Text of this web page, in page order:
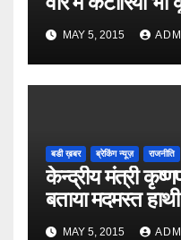
MAY 5, 2015
बडी ख़बर ब्रेकिंग न्यूज़ राजनीति
केन्द्रीय मंत्री
बताया मदमस्त हाथी
MAY 5, 2015